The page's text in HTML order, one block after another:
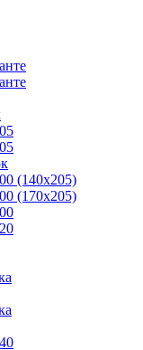
(140х205)
(170х205)